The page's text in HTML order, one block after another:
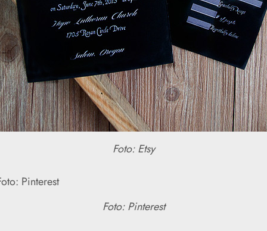
Foto: Etsy
Foto: Pinterest